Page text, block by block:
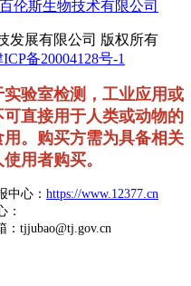
伦斯生物技术有限公司
发展有限公司 版权所有
备20004128号-1
验室检测，工业应用或
直接用于人类或动物的
。购买方需为具备相关
用者购买。
中心： https://www.12377.cn
：
tjjubao@tj.gov.cn